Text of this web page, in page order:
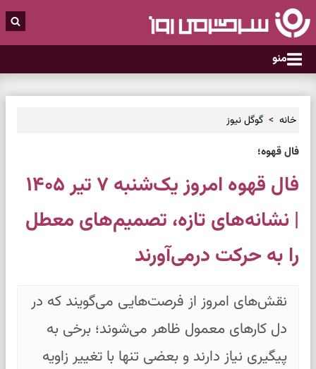
منو
خانه گوگل نیوز
فال قهوه؛
فال قهوه امروز یک‌شنبه ۷ تیر ۱۴۰۵
| نشانه‌های تازه، تصمیم‌های معطل
را به حرکت درمی‌آورند
نقش‌های امروز از فرصت‌هایی می‌گویند که در
دل کارهای معمول ظاهر می‌شوند؛ برخی به
پیگیری نیاز دارند و بعضی تنها با تغییر زاویه